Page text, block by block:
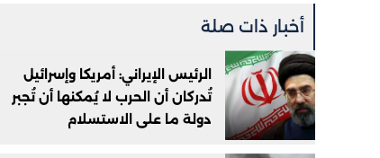
أخبار ذات صلة
الرئيس الإيراني: أمريكا وإسرائيل
تُدركان أن الحرب لا يُمكنها أن تُجبر
دولة ما على الاستسلام